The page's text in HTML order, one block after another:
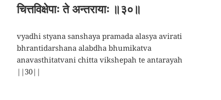
चित्तविक्षेपाः ते अन्तरायाः ॥३०॥
vyadhi styana sanshaya pramada alasya avirati
bhrantidarshana alabdha bhumikatva
anavasthitatvani chitta vikshepah te antarayah
||30||